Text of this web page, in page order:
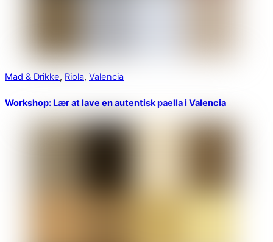
Mad & Drikke, Riola, Valencia
Workshop: Lær at lave en autentisk paella i Valencia